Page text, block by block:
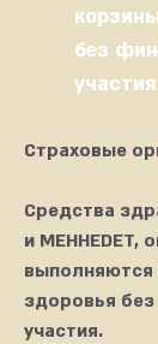
Страховые
Средства
и MEHHEDET,
выполняются
здоровья
участия.
без
участия